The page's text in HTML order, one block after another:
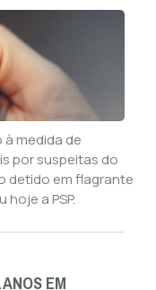
medida de
por suspeitas do
detido em flagrante
a PSP.
EM